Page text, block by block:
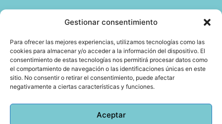
Gestionar consentimiento
Para ofrecer las mejores experiencias, utilizamos tecnologías como las
cookies para almacenar y/o acceder a la información del dispositivo. El
consentimiento de estas tecnologías nos permitirá procesar datos como
el comportamiento de navegación o las identificaciones únicas en este
sitio. No consentir o retirar el consentimiento, puede afectar
negativamente a ciertas características y funciones.
Aceptar
Descubre más sobre mí
Mi libro: La felicidad: qué ayuda y qué no.
Blog: Reflexiones que conectan
Agendar cita